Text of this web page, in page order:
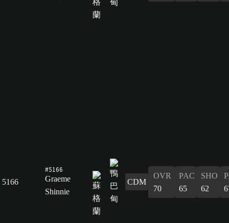
5166
#5166
Graeme
Shinnie
CDM
OVR
70
PAC
65
SHO
62